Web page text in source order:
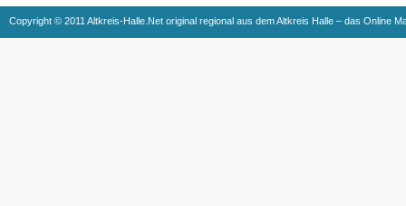
Copyright © 2011 Altkreis-Halle.Net original regional aus dem Altkreis Halle – das Online